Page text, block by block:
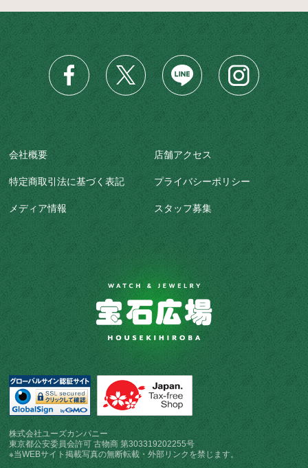
会社概要 店舗アクセス
特定商取引法に基づく表記 プライバシーポリシー
メディア情報 スタッフ募集
株式会社ユーズカンパニー
東京都公安委員会許可 古物商 第303319202255号
※当WEBサイト掲載写真の無断転載・外部リンクを禁じます。